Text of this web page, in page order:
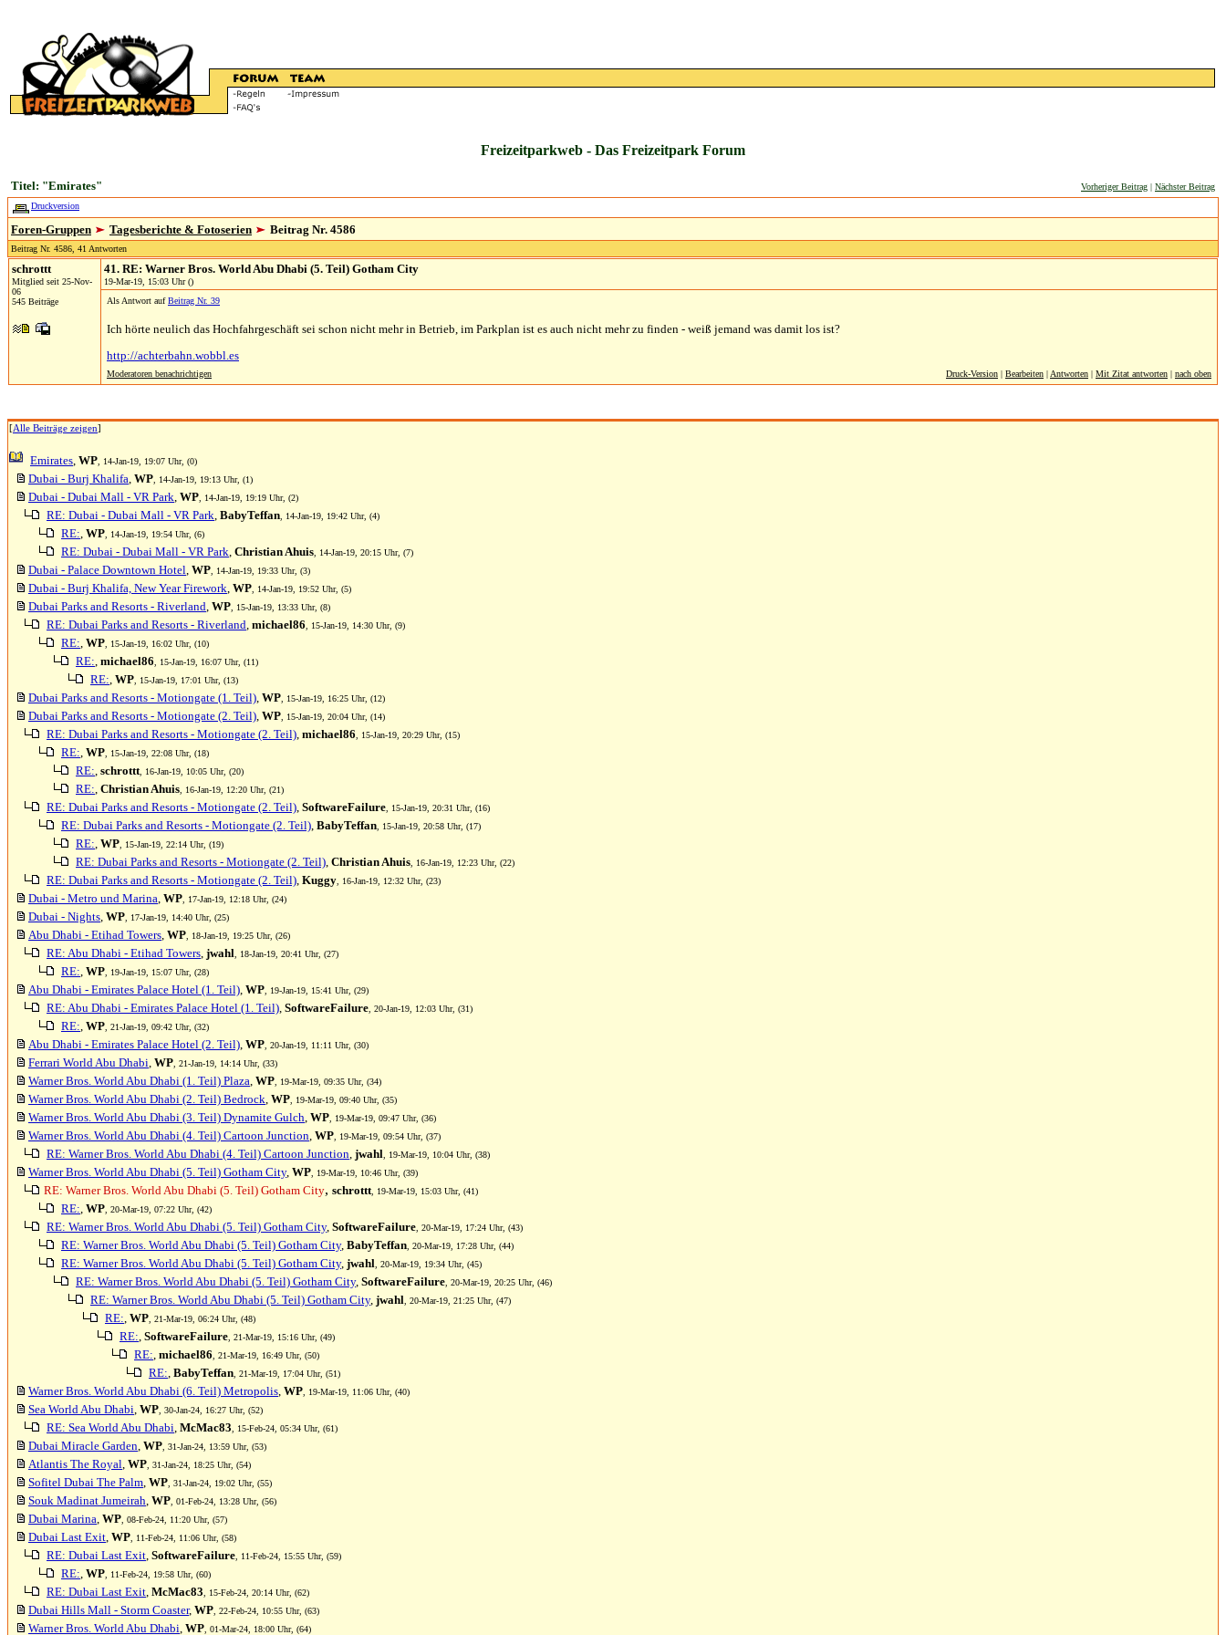
Freizeitparkweb - Das Freizeitpark Forum
Titel: "Emirates" Vorheriger Beitrag | Nächster Beitrag
Druckversion
Foren-Gruppen Tagesberichte & Fotoserien Beitrag Nr. 4586
Beitrag Nr. 4586, 41 Antworten
schrottt
Mitglied seit 25-Nov-
06
545 Beiträge
41. RE: Warner Bros. World Abu Dhabi (5. Teil) Gotham City
19-Mar-19, 15:03 Uhr ()
Als Antwort aufBeitrag Nr. 39
Ich hörte neulich das Hochfahrgeschäft sei schon nicht mehr in Betrieb, im Parkplan ist es auch nicht mehr zu finden - weiß jemand was damit los ist?
http://achterbahn.wobbl.es
Moderatoren benachrichtigen Druck-Version | Bearbeiten | Antworten | Mit Zitat antworten | nach oben
[Alle Beiträge zeigen]
Emirates, WP , 14-Jan-19, 19:07 Uhr, (0)
Dubai - Burj Khalifa, WP , 14-Jan-19, 19:13 Uhr, (1)
Dubai - Dubai Mall - VR Park, WP , 14-Jan-19, 19:19 Uhr, (2)
RE: Dubai - Dubai Mall - VR Park, BabyTeffan , 14-Jan-19, 19:42 Uhr, (4)
RE:, WP , 14-Jan-19, 19:54 Uhr, (6)
RE: Dubai - Dubai Mall - VR Park, Christian Ahuis , 14-Jan-19, 20:15 Uhr, (7)
Dubai - Palace Downtown Hotel, WP , 14-Jan-19, 19:33 Uhr, (3)
Dubai - Burj Khalifa, New Year Firework, WP , 14-Jan-19, 19:52 Uhr, (5)
Dubai Parks and Resorts - Riverland, WP , 15-Jan-19, 13:33 Uhr, (8)
RE: Dubai Parks and Resorts - Riverland, michael86 , 15-Jan-19, 14:30 Uhr, (9)
RE:, WP , 15-Jan-19, 16:02 Uhr, (10)
RE:, michael86 , 15-Jan-19, 16:07 Uhr, (11)
RE:, WP , 15-Jan-19, 17:01 Uhr, (13)
Dubai Parks and Resorts - Motiongate (1. Teil), WP , 15-Jan-19, 16:25 Uhr, (12)
Dubai Parks and Resorts - Motiongate (2. Teil), WP , 15-Jan-19, 20:04 Uhr, (14)
RE: Dubai Parks and Resorts - Motiongate (2. Teil), michael86 , 15-Jan-19, 20:29 Uhr, (15)
RE:, WP , 15-Jan-19, 22:08 Uhr, (18)
RE:, schrottt , 16-Jan-19, 10:05 Uhr, (20)
RE:, Christian Ahuis , 16-Jan-19, 12:20 Uhr, (21)
RE: Dubai Parks and Resorts - Motiongate (2. Teil), SoftwareFailure , 15-Jan-19, 20:31 Uhr, (16)
RE: Dubai Parks and Resorts - Motiongate (2. Teil), BabyTeffan , 15-Jan-19, 20:58 Uhr, (17)
RE:, WP , 15-Jan-19, 22:14 Uhr, (19)
RE: Dubai Parks and Resorts - Motiongate (2. Teil), Christian Ahuis , 16-Jan-19, 12:23 Uhr, (22)
RE: Dubai Parks and Resorts - Motiongate (2. Teil), Kuggy , 16-Jan-19, 12:32 Uhr, (23)
Dubai - Metro und Marina, WP , 17-Jan-19, 12:18 Uhr, (24)
Dubai - Nights, WP , 17-Jan-19, 14:40 Uhr, (25)
Abu Dhabi - Etihad Towers, WP , 18-Jan-19, 19:25 Uhr, (26)
RE: Abu Dhabi - Etihad Towers, jwahl , 18-Jan-19, 20:41 Uhr, (27)
RE:, WP , 19-Jan-19, 15:07 Uhr, (28)
Abu Dhabi - Emirates Palace Hotel (1. Teil), WP , 19-Jan-19, 15:41 Uhr, (29)
RE: Abu Dhabi - Emirates Palace Hotel (1. Teil), SoftwareFailure , 20-Jan-19, 12:03 Uhr, (31)
RE:, WP , 21-Jan-19, 09:42 Uhr, (32)
Abu Dhabi - Emirates Palace Hotel (2. Teil), WP , 20-Jan-19, 11:11 Uhr, (30)
Ferrari World Abu Dhabi, WP , 21-Jan-19, 14:14 Uhr, (33)
Warner Bros. World Abu Dhabi (1. Teil) Plaza, WP , 19-Mar-19, 09:35 Uhr, (34)
Warner Bros. World Abu Dhabi (2. Teil) Bedrock, WP , 19-Mar-19, 09:40 Uhr, (35)
Warner Bros. World Abu Dhabi (3. Teil) Dynamite Gulch, WP , 19-Mar-19, 09:47 Uhr, (36)
Warner Bros. World Abu Dhabi (4. Teil) Cartoon Junction, WP , 19-Mar-19, 09:54 Uhr, (37)
RE: Warner Bros. World Abu Dhabi (4. Teil) Cartoon Junction, jwahl , 19-Mar-19, 10:04 Uhr, (38)
Warner Bros. World Abu Dhabi (5. Teil) Gotham City, WP , 19-Mar-19, 10:46 Uhr, (39)
RE: Warner Bros. World Abu Dhabi (5. Teil) Gotham City, schrottt , 19-Mar-19, 15:03 Uhr, (41)
RE:, WP , 20-Mar-19, 07:22 Uhr, (42)
RE: Warner Bros. World Abu Dhabi (5. Teil) Gotham City, SoftwareFailure , 20-Mar-19, 17:24 Uhr, (43)
RE: Warner Bros. World Abu Dhabi (5. Teil) Gotham City, BabyTeffan , 20-Mar-19, 17:28 Uhr, (44)
RE: Warner Bros. World Abu Dhabi (5. Teil) Gotham City, jwahl , 20-Mar-19, 19:34 Uhr, (45)
RE: Warner Bros. World Abu Dhabi (5. Teil) Gotham City, SoftwareFailure , 20-Mar-19, 20:25 Uhr, (46)
RE: Warner Bros. World Abu Dhabi (5. Teil) Gotham City, jwahl , 20-Mar-19, 21:25 Uhr, (47)
RE:, WP , 21-Mar-19, 06:24 Uhr, (48)
RE:, SoftwareFailure , 21-Mar-19, 15:16 Uhr, (49)
RE:, michael86 , 21-Mar-19, 16:49 Uhr, (50)
RE:, BabyTeffan , 21-Mar-19, 17:04 Uhr, (51)
Warner Bros. World Abu Dhabi (6. Teil) Metropolis, WP , 19-Mar-19, 11:06 Uhr, (40)
Sea World Abu Dhabi, WP , 30-Jan-24, 16:27 Uhr, (52)
RE: Sea World Abu Dhabi, McMac83 , 15-Feb-24, 05:34 Uhr, (61)
Dubai Miracle Garden, WP , 31-Jan-24, 13:59 Uhr, (53)
Atlantis The Royal, WP , 31-Jan-24, 18:25 Uhr, (54)
Sofitel Dubai The Palm, WP , 31-Jan-24, 19:02 Uhr, (55)
Souk Madinat Jumeirah, WP , 01-Feb-24, 13:28 Uhr, (56)
Dubai Marina, WP , 08-Feb-24, 11:20 Uhr, (57)
Dubai Last Exit, WP , 11-Feb-24, 11:06 Uhr, (58)
RE: Dubai Last Exit, SoftwareFailure , 11-Feb-24, 15:55 Uhr, (59)
RE:, WP , 11-Feb-24, 19:58 Uhr, (60)
RE: Dubai Last Exit, McMac83 , 15-Feb-24, 20:14 Uhr, (62)
Dubai Hills Mall - Storm Coaster, WP , 22-Feb-24, 10:55 Uhr, (63)
Warner Bros. World Abu Dhabi, WP , 01-Mar-24, 18:00 Uhr, (64)